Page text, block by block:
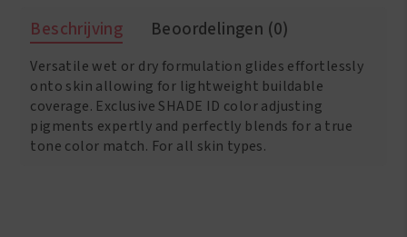
Matte
Foundation
Powder
Light
aantal
Beschrijving Beoordelingen (0)
Versatile wet or dry formulation glides effortlessly
onto skin allowing for lightweight buildable
coverage. Exclusive SHADE ID color adjusting
pigments expertly and perfectly blends for a true
tone color match. For all skin types.